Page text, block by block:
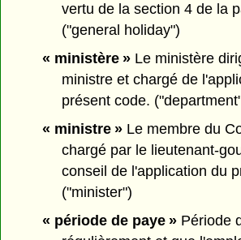
vertu de la section 4 de la
("general holiday")
« ministère » Le ministère
ministre et chargé de
présent code.
« ministre »Le membre du
chargé par le lieutenant-
conseil de l'application du
("minister")
« période de paye »Période